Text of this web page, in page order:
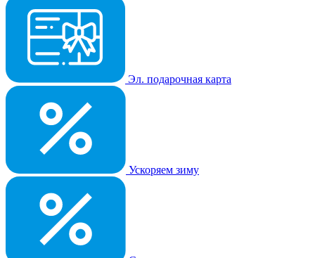
Эл. подарочная карта
Ускоряем зиму